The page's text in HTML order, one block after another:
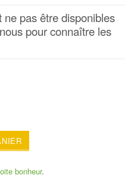
pas être disponibles
pour connaître les
bonheur.